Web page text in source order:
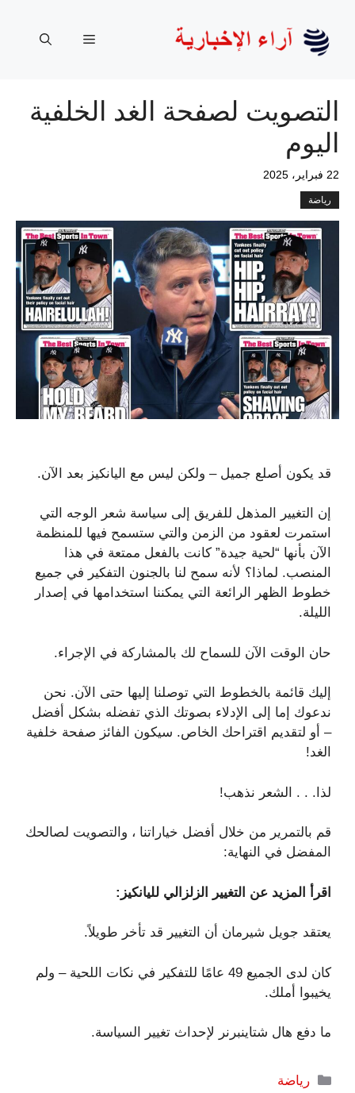
المحتوى
القائمة
التصويت لصفحة الغد الخلفية
اليوم
22 فبراير، 2025
رياضة
قد يكون أصلع جميل – ولكن ليس مع اليانكيز بعد الآن.
إن التغيير المذهل للفريق إلى سياسة شعر الوجه التي
استمرت لعقود من الزمن والتي ستسمح فيها للمنظمة
الآن بأنها “لحية جيدة” كانت بالفعل ممتعة في هذا
المنصب. لماذا؟ لأنه سمح لنا بالجنون التفكير في جميع
خطوط الظهر الرائعة التي يمكننا استخدامها في إصدار
الليلة.
حان الوقت الآن للسماح لك بالمشاركة في الإجراء.
إليك قائمة بالخطوط التي توصلنا إليها حتى الآن. نحن
ندعوك إما إلى الإدلاء بصوتك الذي تفضله بشكل أفضل
– أو لتقديم اقتراحك الخاص. سيكون الفائز صفحة خلفية
الغد!
لذا. . . الشعر نذهب!
قم بالتمرير من خلال أفضل خياراتنا ، والتصويت لصالحك
المفضل في النهاية:
اقرأ المزيد عن التغيير الزلزالي لليانكيز:
يعتقد جويل شيرمان أن التغيير قد تأخر طويلاً.
كان لدى الجميع 49 عامًا للتفكير في نكات اللحية – ولم
يخيبوا أملك.
ما دفع هال شتاينبرنر لإحداث تغيير السياسة.
التصنيفات
رياضة